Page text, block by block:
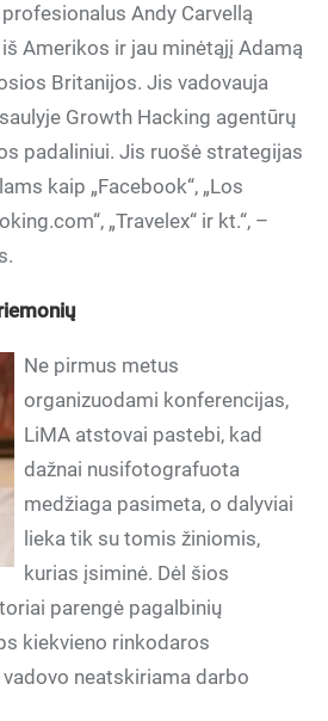
Andy Carvellą
Amerikos ir jau minėtąjį Adamą
Britanijos. Jis vadovauja
Growth Hacking agentūrų
padaliniui. Jis ruošė strategijas
kaip „Facebook“, „Los
„Travelex“ ir kt.“, –
Ne pirmus metus
organizuodami konferencijas,
LiMA atstovai pastebi, kad
dažnai nusifotografuota
medžiaga pasimeta, o dalyviai
lieka tik su tomis žiniomis,
kurias įsiminė. Dėl šios
parengė pagalbinių
kiekvieno rinkodaros
neatskiriama darbo